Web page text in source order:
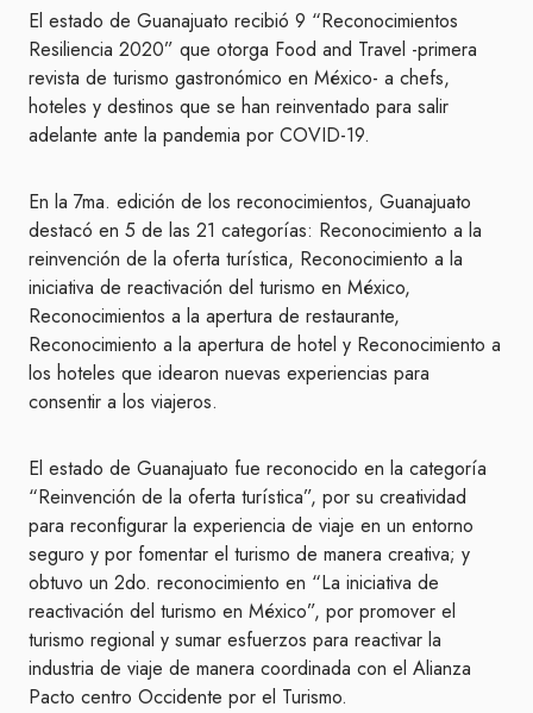
El estado de Guanajuato recibió 9 “Reconocimientos
Resiliencia 2020” que otorga Food and Travel -primera
revista de turismo gastronómico en México- a chefs,
hoteles y destinos que se han reinventado para salir
adelante ante la pandemia por COVID-19.
En la 7ma. edición de los reconocimientos, Guanajuato
destacó en 5 de las 21 categorías: Reconocimiento a la
reinvención de la oferta turística, Reconocimiento a la
iniciativa de reactivación del turismo en México,
Reconocimientos a la apertura de restaurante,
Reconocimiento a la apertura de hotel y Reconocimiento a
los hoteles que idearon nuevas experiencias para
consentir a los viajeros.
El estado de Guanajuato fue reconocido en la categoría
“Reinvención de la oferta turística”, por su creatividad
para reconfigurar la experiencia de viaje en un entorno
seguro y por fomentar el turismo de manera creativa; y
obtuvo un 2do. reconocimiento en “La iniciativa de
reactivación del turismo en México”, por promover el
turismo regional y sumar esfuerzos para reactivar la
industria de viaje de manera coordinada con el Alianza
Pacto centro Occidente por el Turismo.